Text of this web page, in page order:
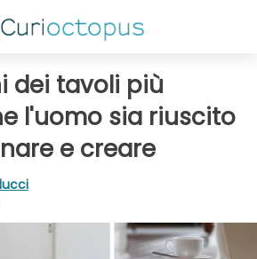
dei tavoli più
l'uomo sia riuscito
e creare